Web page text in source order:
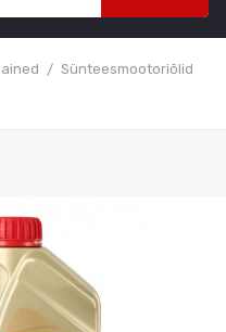
Sünteesmootoriõlid